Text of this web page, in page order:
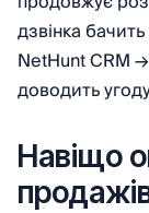
дзвінка
NetHunt CRM
доводить
Навіщо